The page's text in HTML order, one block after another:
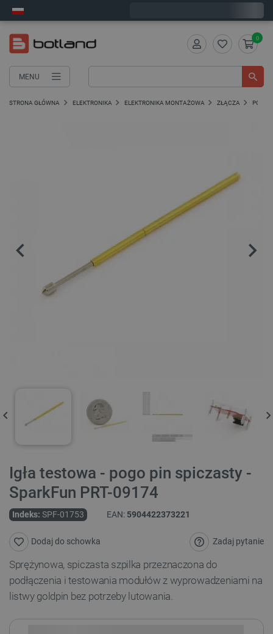
MENU
0
STRONA GŁÓWNA ELEKTRONIKA ELEKTRONIKA MONTAŻOWA ZŁĄCZA POGO
Igła testowa - pogo pin spiczasty -
SparkFun PRT-09174
Indeks: SPF-01753 EAN: 5904422373221
Zadaj pytanie
Dodaj do schowka
Sprężynowa, spiczasta szpilka przeznaczona do
podłączenia i testowania modułów z wyprowadzeniami na
listwy goldpin bez potrzeby lutowania.